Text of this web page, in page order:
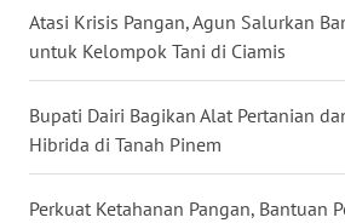
Atasi Krisis Pangan, Agun Salurkan
untuk Kelompok Tani di Ciamis
Bupati Dairi Bagikan Alat Pertanian
Hibrida di Tanah Pinem
Perkuat Ketahanan Pangan, Bantuan
WN